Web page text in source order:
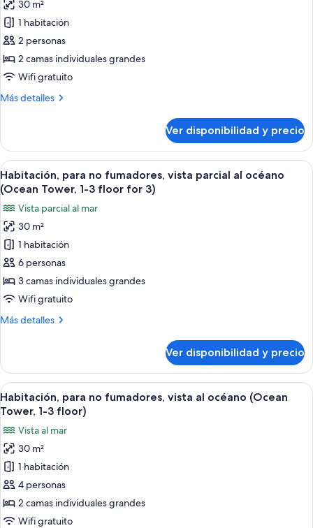
42
sqm)
Tower,
Top
5th
39-
42
de
Habitación,
para
no
fumadores,
parcial
(Ocean
Tower,
1-
3
floor)
30 m²
1 habitación
2 personas
2 camas individuales grandes
Wifi gratuito
Más detalles
Más
para
no
fumadores,
vista
parcial
al
océano
(Ocean
Tower,
1-
floor)
Ver disponibilidad y precio
Ver
todas
las
fotos
de
Habitación,
para
no
fumadores,
parcial
(Ocean
Tower,
1-
3
floor
for
3)
Habitación de hotel con dos camas,
3
Habitación, para no fumadores, vista parcial al océano
(Ocean Tower, 1-3 floor for 3)
Vista parcial al mar
30 m²
1 habitación
6 personas
3 camas individuales grandes
Wifi gratuito
Más detalles
Más
para
no
fumadores,
vista
al
océano
(Ocean
Tower,
1-
floor
for
Ver disponibilidad y precio
Ver
todas
fotos
de
Habitación,
para
no
fumadores,
Caja de seguridad en la habitación y
3
Habitación, para no fumadores, vista al océano (Ocean
Tower, 1-3 floor)
Vista al mar
30 m²
1 habitación
4 personas
2 camas individuales grandes
Wifi gratuito